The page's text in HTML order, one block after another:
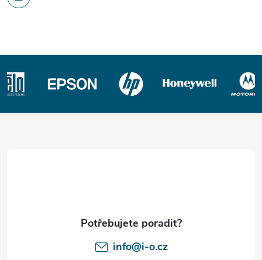
Z
info@i-o.cz